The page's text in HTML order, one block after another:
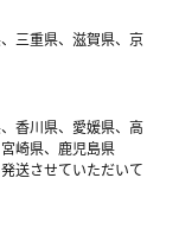
三重県、滋賀県、京
香川県、愛媛県、高
崎県、鹿児島県
送させていただいて